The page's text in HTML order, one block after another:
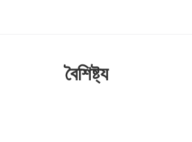
বৈশিষ্ট্য